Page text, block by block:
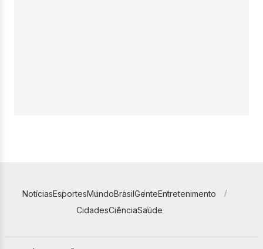
NotíciasEsportesMundoBrasilGenteEntretenimento
CidadesCiênciaSaúde